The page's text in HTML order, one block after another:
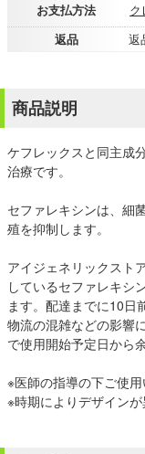
お支払方法 ク
返品
返
商品説明
ケフレックスと同主成
治療です。
セファレキシンは、細
殖を抑制します。
アイジェネリックスト
しているセファレキシ
ます。配達までに10日
物流の混雑などの影響
で使用開始予定日から
※医師の指導の下ご使用
※時期によりデザインが